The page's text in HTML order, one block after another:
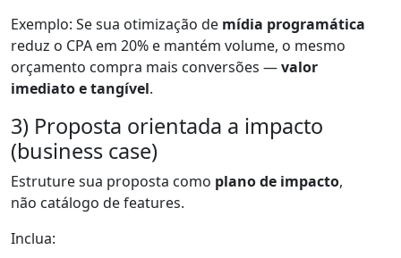
Exemplo: Se sua otimização de mídia programática
reduz o CPA em 20% e mantém volume, o mesmo
orçamento compra mais conversões —valor
imediato e tangível.
3) Proposta orientada a impacto
(business case)
Estruture sua proposta como plano de impacto,
não catálogo de features.
Inclua: